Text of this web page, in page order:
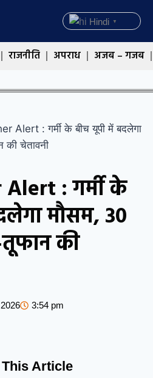
Hindi ▼
राजनीति अपराध अजब – गजब
Alert : गर्मी के बीच यूपी में बदलेगा
की चेतावनी
: गर्मी के
मौसम, 30
की
3:54 pm
Article